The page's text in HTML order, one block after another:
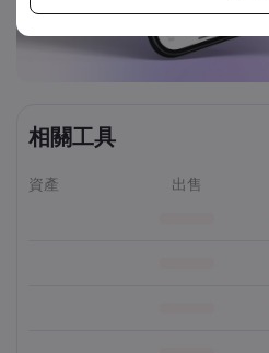
相關工具
資產 出售